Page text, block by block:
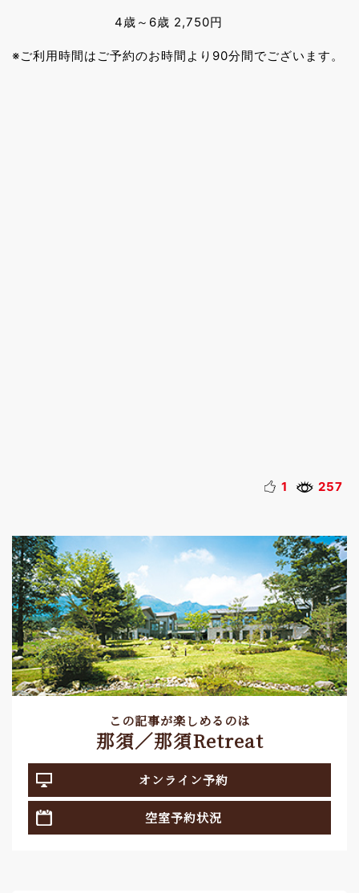
4歳～6歳 2,750円
※ご利用時間はご予約のお時間より90分間でございます。
1 257
この記事が楽しめるのは
那須／那須Retreat
オンライン予約
空室予約状況